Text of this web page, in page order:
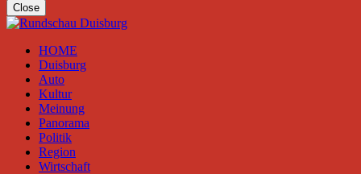
Close
HOME
Duisburg
Auto
Kultur
Meinung
Panorama
Politik
Region
Wirtschaft